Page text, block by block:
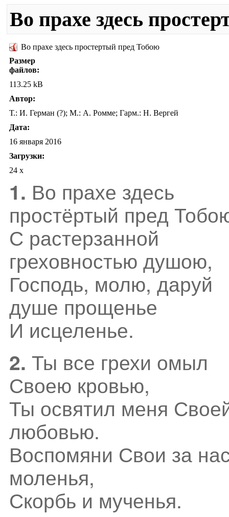
Во прахе здесь
Во прахе здесь простертый пред Тобою
Размер
файлов:
113.25 kB
Автор:
Т.: И. Герман (?); М.: А. Ромме; Гарм.: Н. Вергей
Дата:
16 января 2016
Загрузки:
24 x
1. Во прахе здесь
простёртый пред
С растерзанной
греховностью душою,
Господь, молю, даруй
душе прощенье
И исцеленье.
2. Ты все грехи омыл
Своею кровью,
Ты освятил меня
любовью.
Воспомяни Свои за
моленья,
Скорбь и мученья.